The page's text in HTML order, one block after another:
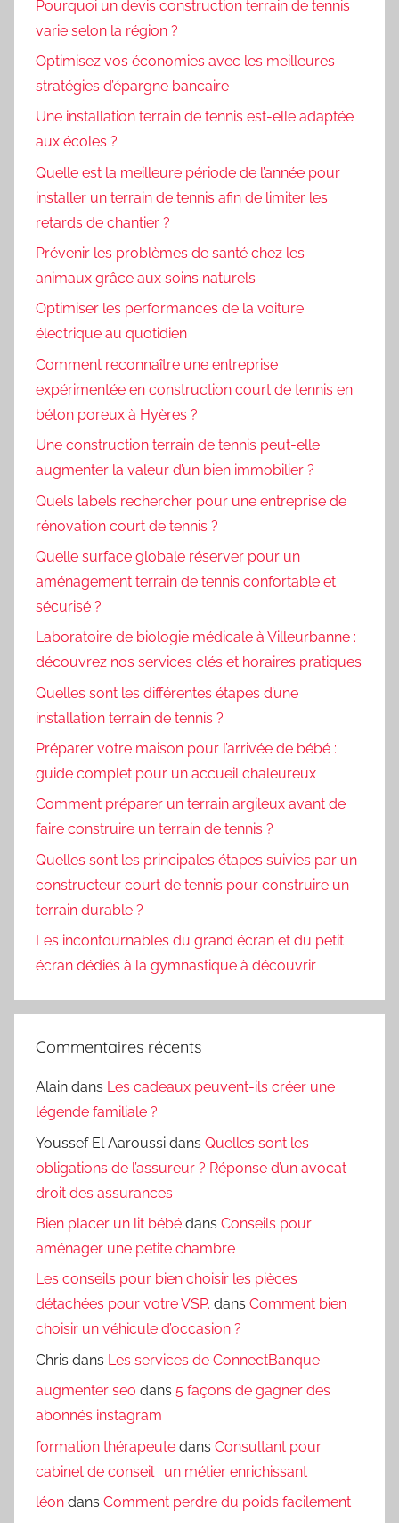
Pourquoi un devis construction terrain de tennis
varie selon la région ?
Optimisez vos économies avec les meilleures
stratégies d’épargne bancaire
Une installation terrain de tennis est-elle adaptée
aux écoles ?
Quelle est la meilleure période de l’année pour
installer un terrain de tennis afin de limiter les
retards de chantier ?
Prévenir les problèmes de santé chez les
animaux grâce aux soins naturels
Optimiser les performances de la voiture
électrique au quotidien
Comment reconnaître une entreprise
expérimentée en construction court de tennis en
béton poreux à Hyères ?
Une construction terrain de tennis peut-elle
augmenter la valeur d’un bien immobilier ?
Quels labels rechercher pour une entreprise de
rénovation court de tennis ?
Quelle surface globale réserver pour un
aménagement terrain de tennis confortable et
sécurisé ?
Laboratoire de biologie médicale à Villeurbanne :
découvrez nos services clés et horaires pratiques
Quelles sont les différentes étapes d’une
installation terrain de tennis ?
Préparer votre maison pour l’arrivée de bébé :
guide complet pour un accueil chaleureux
Comment préparer un terrain argileux avant de
faire construire un terrain de tennis ?
Quelles sont les principales étapes suivies par un
constructeur court de tennis pour construire un
terrain durable ?
Les incontournables du grand écran et du petit
écran dédiés à la gymnastique à découvrir
Commentaires récents
Alain dans Les cadeaux peuvent-ils créer une
légende familiale ?
Youssef El Aaroussi dans Quelles sont les
obligations de l’assureur ? Réponse d’un avocat
droit des assurances
Bien placer un lit bébé dans Conseils pour
aménager une petite chambre
Les conseils pour bien choisir les pièces
détachées pour votre VSP. dans Comment bien
choisir un véhicule d’occasion ?
Chris dans Les services de ConnectBanque
augmenter seo dans 5 façons de gagner des
abonnés instagram
formation thérapeute dans Consultant pour
cabinet de conseil : un métier enrichissant
léon dans Comment perdre du poids facilement